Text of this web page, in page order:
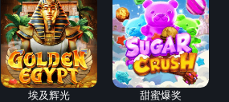
埃及辉光 甜蜜爆奖